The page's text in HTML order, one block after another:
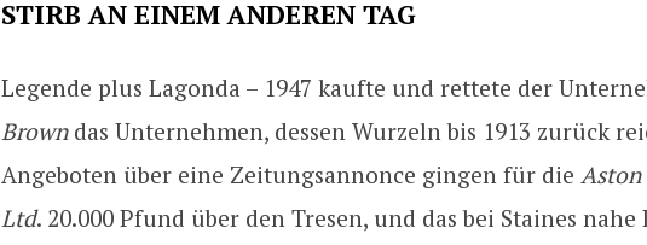
STIRB AN EINEM ANDEREN TAG
Legende plus Lagonda – 1947 kaufte und rettete der
Browndas Unternehmen, dessen Wurzeln bis 1913 zurück
Angeboten über eine Zeitungsannonce gingen für die
Ltd. 20.000 Pfund über den Tresen, und das bei Staines